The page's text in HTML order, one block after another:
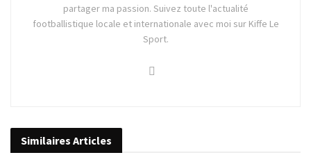
partager ma passion. Suivez toute l'actualité
footballistique locale et internationale avec moi sur Kiffe Le
Sport.
Similaires Articles